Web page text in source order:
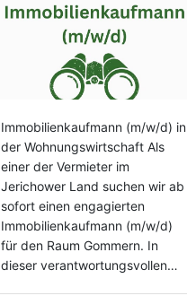
Immobilienkaufmann (m/w/d) in
der Wohnungswirtschaft Als
einer der Vermieter im
Jerichower Land suchen wir ab
sofort einen engagierten
Immobilienkaufmann (m/w/d)
für den Raum Gommern. In
dieser verantwortungsvollen…